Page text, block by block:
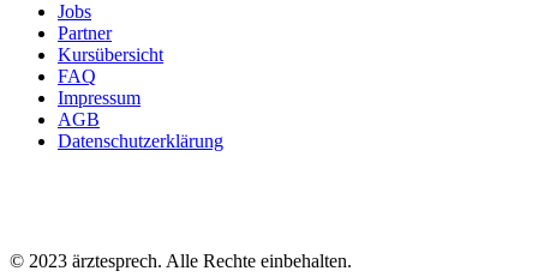
Jobs
Partner
Kursübersicht
FAQ
Impressum
AGB
Datenschutzerklärung
© 2023 ärztesprech. Alle Rechte einbehalten.